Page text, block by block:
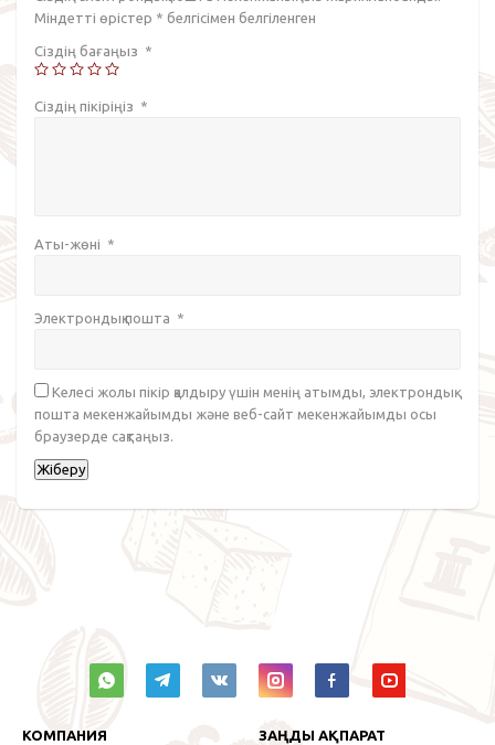
Міндетті өрістер * белгісімен белгіленген
Сіздің бағаңыз *
Сіздің пікіріңіз *
Аты-жөні *
Электрондық пошта *
Келесі жолы пікір қалдыру үшін менің атымды, электрондық
пошта мекенжайымды және веб-сайт мекенжайымды осы
браузерде сақтаңыз.
КОМПАНИЯ ЗАҢДЫ АҚПАРАТ